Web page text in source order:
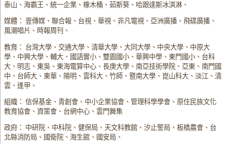
泰山、海霸王、統一企業、橡木桶、茹斯葵、哈跟達斯冰淇淋、
媒體： 壹傳媒、聯合報、台視、華視、非凡電視、亞洲廣播、飛碟廣播、
風潮唱片、時報周刊、
教育： 台灣大學、交通大學、清華大學、大同大學、中央大學、中原大
學、中興大學、輔大、國語實小、雙園國小、華興中學、東門國小、台科
大、明志、東吳、東海電算中心、長庚大學、南亞技術學院、亞東、南門國
中、台師大、東華、陽明、雲科大、竹師、暨南大學、崑山科大、淡江、清
雲、逢甲、
組織： 信保基金、青創會、中小企業協會、管理科學學會、原住民族文化
教育協會、資策會、台網中心、雲門舞集
政府： 中研院、中科院、健保局、天文科教館、汐止警局、板橋農會、台
北縣消防局、國衛院、海生館、國安局、